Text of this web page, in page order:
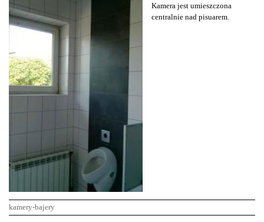
Kamera jest umieszczona
centralnie nad pisuarem.
kamery-bajery